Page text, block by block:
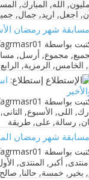
مسابقة شهر رمضان
بواسطة
إستطلاع:
بواسطة
مسابقة شهر رمضان
بواسطة